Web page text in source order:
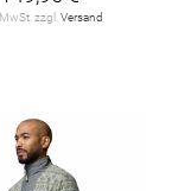
zzgl. Versand